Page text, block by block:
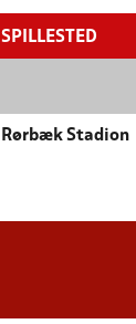
SPILLESTED
Rørbæk Stadion